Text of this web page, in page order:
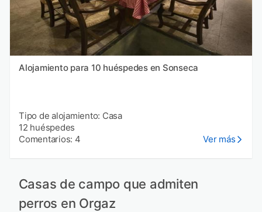
Alojamiento para 10 huéspedes en Sonseca
Tipo de alojamiento: Casa
12 huéspedes
Comentarios: 4
Ver más
Casas de campo que admiten
perros en Orgaz